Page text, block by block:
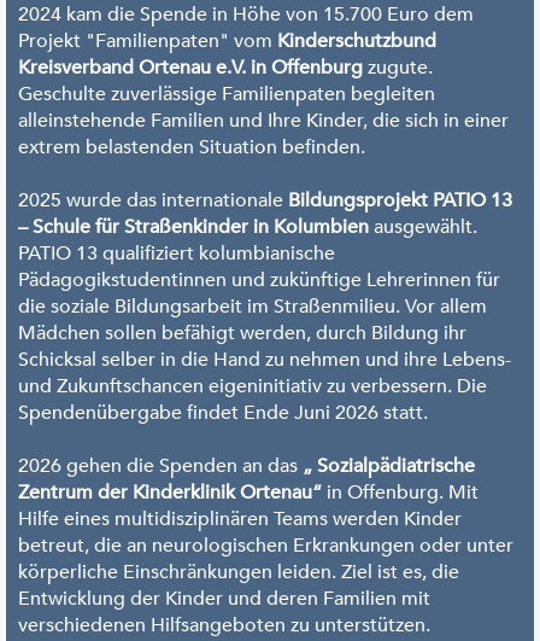
2024 kam die Spende in Höhe von 15.700 Euro dem
Projekt "Familienpaten" vom Kinderschutzbund
Kreisverband Ortenau e.V. in Offenburgzugute.
Geschulte zuverlässige Familienpaten begleiten
alleinstehende Familien und Ihre Kinder, die sich in einer
extrem belastenden Situation befinden.
2025 wurde das internationale Bildungsprojekt PATIO 13
– Schule für Straßenkinder in Kolumbienausgewählt.
PATIO 13 qualifiziert kolumbianische
Pädagogikstudentinnen und zukünftige Lehrerinnen für
die soziale Bildungsarbeit im Straßenmilieu. Vor allem
Mädchen sollen befähigt werden, durch Bildung ihr
Schicksal selber in die Hand zu nehmen und ihre Lebens-
und Zukunftschancen eigeninitiativ zu verbessern. Die
Spendenübergabe findet Ende Juni 2026 statt.
2026 gehen die Spenden an das „ Sozialpädiatrische
Zentrum der Kinderklinik Ortenau“ in Offenburg. Mit
Hilfe eines multidisziplinären Teams werden Kinder
betreut, die an neurologischen Erkrankungen oder unter
körperliche Einschränkungen leiden. Ziel ist es, die
Entwicklung der Kinder und deren Familien mit
verschiedenen Hilfsangeboten zu unterstützen.